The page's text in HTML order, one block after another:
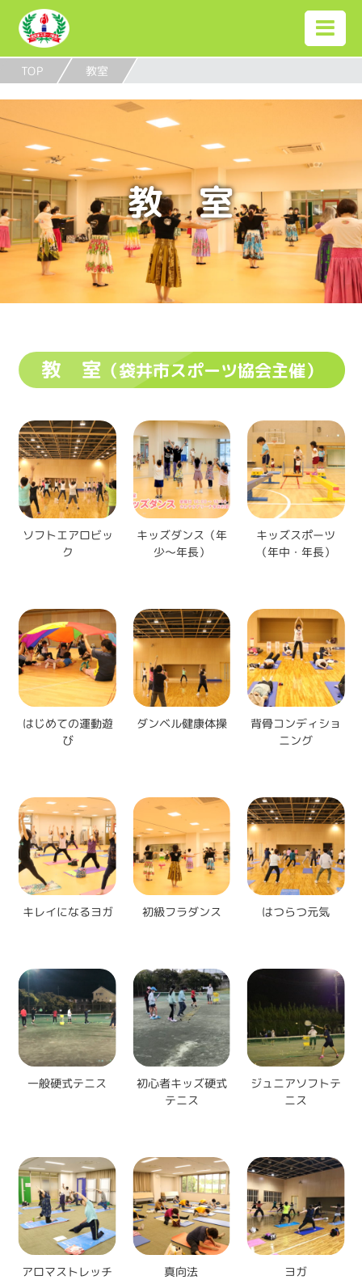
TOP 教室
教 室
教 室 （袋井市スポーツ協会主催）
ソフトエアロビッ
ク
キッズダンス（年
少～年長）
キッズスポーツ
（年中・年長）
はじめての運動遊
び
ダンベル健康体操 背骨コンディショ
ニング
キレイになるヨガ 初級フラダンス はつらつ元気
一般硬式テニス 初心者キッズ硬式
テニス
ジュニアソフトテ
ニス
アロマストレッチ 真向法 ヨガ